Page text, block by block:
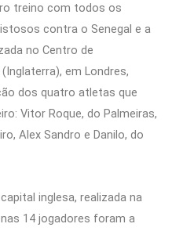
treino com todos os
contra o Senegal e a
no Centro de
em Londres,
dos quatro atletas que
Vitor Roque, do Palmeiras,
Alex Sandro e Danilo, do
inglesa, realizada na
14 jogadores foram a